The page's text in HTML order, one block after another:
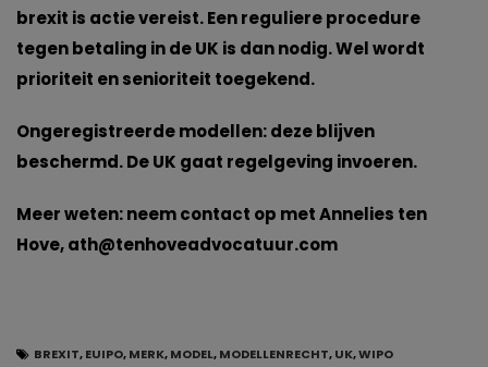
brexit is actie vereist. Een reguliere procedure
tegen betaling in de UK is dan nodig. Wel wordt
prioriteit en senioriteit toegekend.
Ongeregistreerde modellen:deze blijven
beschermd. De UK gaat regelgeving invoeren.
Meer weten: neem contact op met Annelies ten
Hove,ath@tenhoveadvocatuur.com
BREXIT,EUIPO,MERK,MODEL,MODELLENRECHT,UK,WIPO